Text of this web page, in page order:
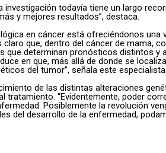
todavía tiene un largo
y mejores resultados”, destaca.
en cáncer está ofreciéndonos
que, dentro del cáncer de
determinan pronósticos distintos
en que, más allá de donde se
del tumor”, señala este especialista.
de las distintas alteraciones
“Evidentemente, poder
Posiblemente la revolución
del desarrollo de la enfermedad,